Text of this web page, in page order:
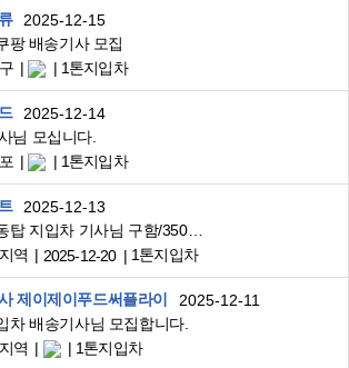
2025-12-15
팡 배송기사 모집
1톤지입차
2025-12-14
님 모십니다.
1톤지입차
2025-12-13
1톤 냉동탑 지입차 기사님 구함/350만원+부가세별도
역
2025-12-20 1톤지입차
제이제이푸드써플라이
2025-12-11
차 배송기사님 모집합니다.
역
1톤지입차